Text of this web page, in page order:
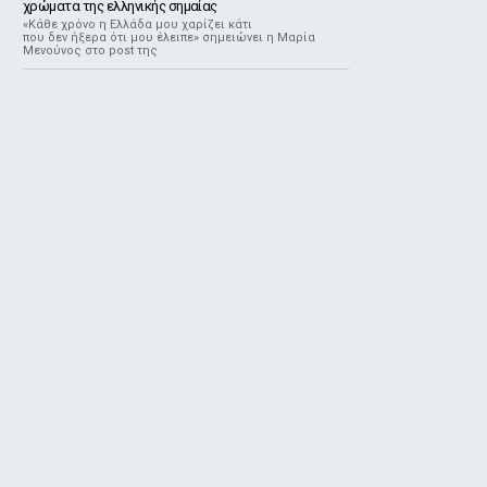
χρώματα της ελληνικής σημαίας
«Κάθε χρόνο η Ελλάδα μου χαρίζει κάτι
που δεν ήξερα ότι μου έλειπε» σημειώνει η Μαρία
Μενούνος στο post της